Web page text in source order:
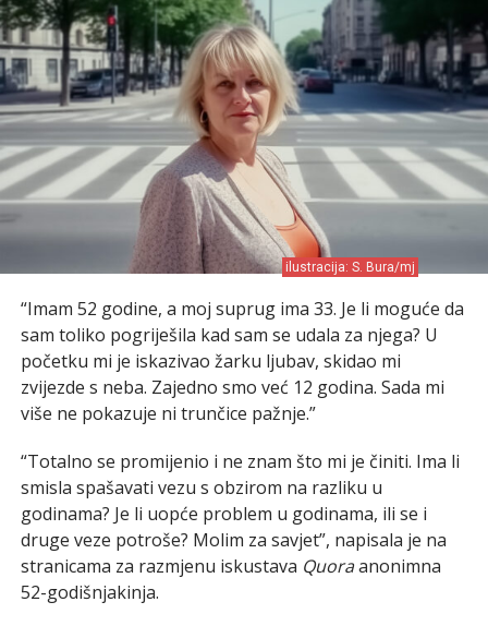
ilustracija: S. Bura/mj
“Imam 52 godine, a moj suprug ima 33. Je li moguće da
sam toliko pogriješila kad sam se udala za njega? U
početku mi je iskazivao žarku ljubav, skidao mi
zvijezde s neba. Zajedno smo već 12 godina. Sada mi
više ne pokazuje ni trunčice pažnje.”
“Totalno se promijenio i ne znam što mi je činiti. Ima li
smisla spašavati vezu s obzirom na razliku u
godinama? Je li uopće problem u godinama, ili se i
druge veze potroše? Molim za savjet”, napisala je na
stranicama za razmjenu iskustava Quoraanonimna
52-godišnjakinja.